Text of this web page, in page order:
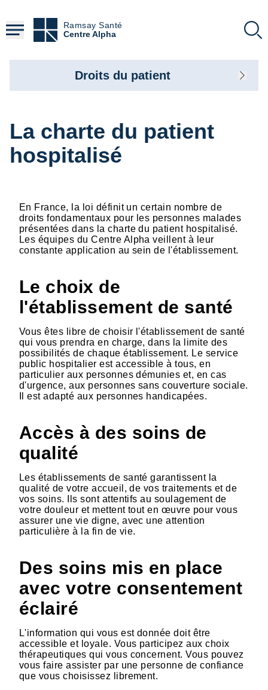
contenu
principal
Ramsay Santé
Centre Alpha
La charte du patient
hospitalisé
En France, la loi définit un certain nombre de
droits fondamentaux pour les personnes malades
présentées dans la charte du patient hospitalisé.
Les équipes du Centre Alpha veillent à leur
constante application au sein de l'établissement.
Le choix de
l'établissement de santé
Vous êtes libre de choisir l'établissement de santé
qui vous prendra en charge, dans la limite des
possibilités de chaque établissement. Le service
public hospitalier est accessible à tous, en
particulier aux personnes démunies et, en cas
d'urgence, aux personnes sans couverture sociale.
Il est adapté aux personnes handicapées.
Accès à des soins de
qualité
Les établissements de santé garantissent la
qualité de votre accueil, de vos traitements et de
vos soins. Ils sont attentifs au soulagement de
votre douleur et mettent tout en œuvre pour vous
assurer une vie digne, avec une attention
particulière à la fin de vie.
Des soins mis en place
avec votre consentement
éclairé
L'information qui vous est donnée doit être
accessible et loyale. Vous participez aux choix
thérapeutiques qui vous concernent. Vous pouvez
vous faire assister par une personne de confiance
que vous choisissez librement.
Droits du patient